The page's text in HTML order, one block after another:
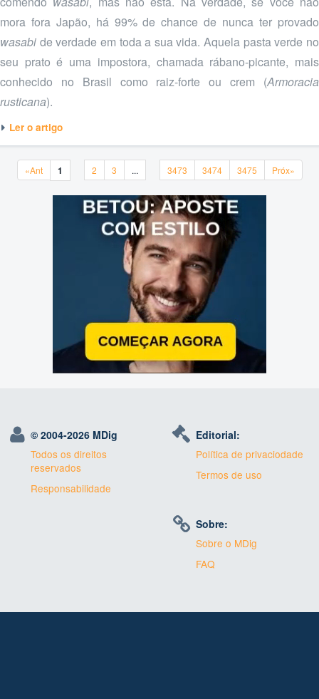
mora fora Japão, há 99% de chance de nunca ter provado
wasabi de verdade em toda a sua vida. Aquela pasta verde no
seu prato é uma impostora, chamada rábano-picante, mais
conhecido no Brasil como raiz-forte ou crem (Armoracia
rusticana).
Ler o artigo
«Ant«Ant1 22 33 ... 347334733474347434753475Próx»Próx»
© 2004-2026 MDig
Todos os direitos
reservados
Responsabilidade
Editorial:
Política de privaciodade
Termos de uso
Sobre:
Sobre o MDig
FAQ